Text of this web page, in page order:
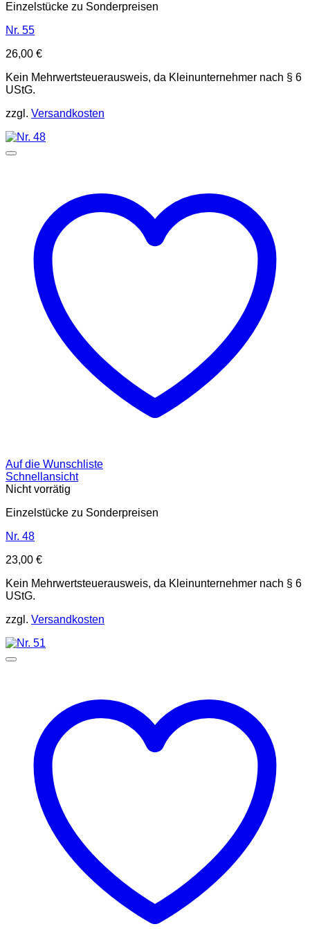
Einzelstücke zu Sonderpreisen
Nr. 55
26,00 €
Kein Mehrwertsteuerausweis, da Kleinunternehmer nach § 6
UStG.
zzgl. Versandkosten
Auf die Wunschliste
Schnellansicht
Nicht vorrätig
Einzelstücke zu Sonderpreisen
Nr. 48
23,00 €
Kein Mehrwertsteuerausweis, da Kleinunternehmer nach § 6
UStG.
zzgl. Versandkosten